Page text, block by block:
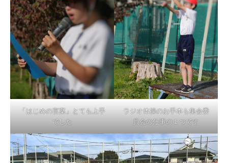
「はじめの言葉」とても上手
でした
ラジオ体操のお手本も集会委
員会の仕事の１つです